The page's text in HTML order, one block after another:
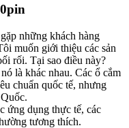
những khách hàng
muốn giới thiệu các sản
rối. Tại sao điều này?
là khác nhau. Các ổ cắm
chuẩn quốc tế, nhưng
ứng dụng thực tế, các
tương thích.